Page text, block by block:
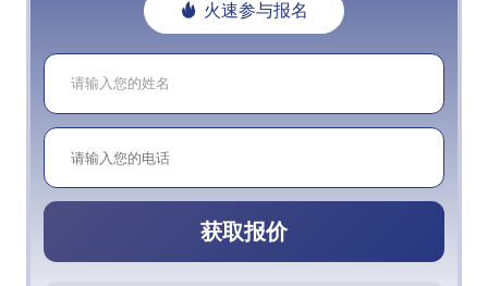
火速参与报名
获取报价